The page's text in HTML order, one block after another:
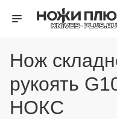
Нож
рукоять
НОКС